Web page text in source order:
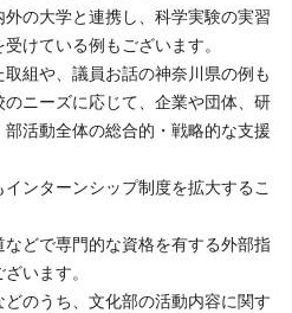
の大学と連携し、科学実験の実習
けている例もございます。
組や、議員お話の神奈川県の例も
ニーズに応じて、企業や団体、研
活動全体の総合的・戦略的な支援
ンターンシップ制度を拡大するこ
どで専門的な資格を有する外部指
います。
のうち、文化部の活動内容に関す